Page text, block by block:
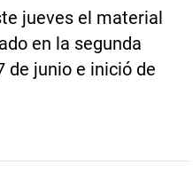
jueves el material
en la segunda
de junio e inició de